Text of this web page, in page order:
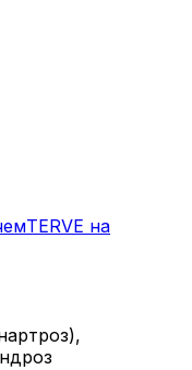
TERVE на